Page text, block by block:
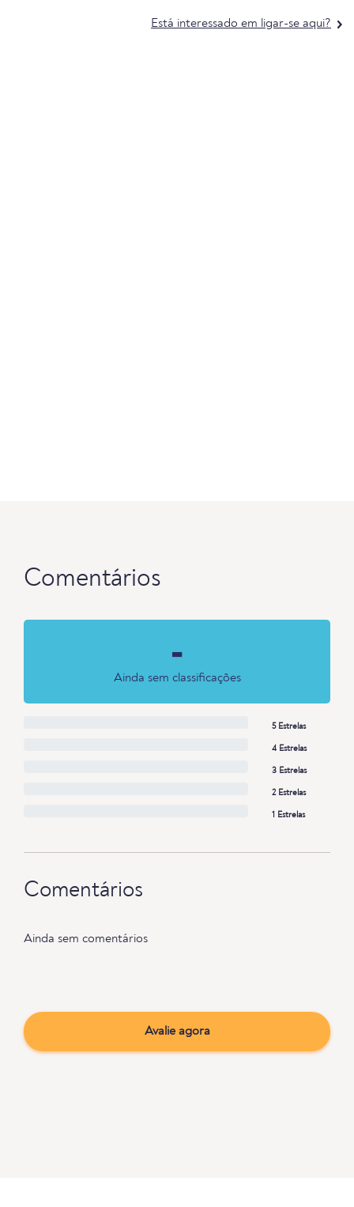
Está interessado em ligar-se aqui?
Comentários
-
Ainda sem classificações
5 Estrelas
4 Estrelas
3 Estrelas
2 Estrelas
1 Estrelas
Comentários
Ainda sem comentários
Avalie agora